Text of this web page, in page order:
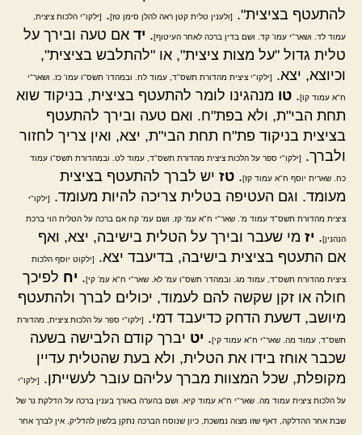
להתעטף בציצית".
[ולענין טלית קטן ראה להלן סימן טז]. [ילקו"י הלכות ציצית,
עמוד לד. ושאר"י עמו' קד. ושם בדין ברכה לאחר העיטוף]. יד אם טעה ובירך על
טלית גדול "על מצות ציצית", או "להתלבש בציצית",
וכיוצא, יצא.
[ילקו"י ציצית מהדורת תשס"ד, עמוד לח. ובמהדו' תשס"ו עמו' כז. ושאר"י
ח"א עמוד קו]. טו מנהגינו לומר להתעטף בציצית, בניקוד שוא
תחת הבי"ת, ולא בפת"ח. ואם טעה ובירך להתעטף
בציצית בניקוד פת"ח תחת הבי"ת, יצא, ואין צריך לחזור
ולברך.
[ילקו"י ספר על הלכות ציצית מהדורת תשס"ד, עמוד לט. ובמהדורת תשס"ו עמוד
כח. שארית יוסף ח"א עמוד קז]. טז יש לברך להתעטף בציצית
מעומד. וגם העטיפה בטלית צריכה להיות מעומד.
[ילקו"י
ציצית מהדורת תשס"ד עמוד מ'. שאר"י ח"א עמ' קז. ושם עמ' קח אם ברכה על הטלית הוי ברכת
הנהנין]. יז מי שעבר ובירך על הטלית בישיבה, יצא, ואף
אם התעטף בציצית בישיבה, בדיעבד יצא.
[ילקוט יוסף הלכות
ציצית מהדורת תשס"ד, עמוד מג. ובמהדו' תשס"ו עמ' לא. שאר"י ח"א עמ' קי]. יח לפיכך
חולה או זקן שקשה להם לעמוד, יכולים לברך ולהתעטף
מיושב, דשעת הדחק כדיעבד דמי.
[ילקו"י ספר על הלכות ציצית, מהדורת
תשס"ד, עמוד מה. שאר"י ח"א עמוד קי]. יט יברך קודם הלבישה בשעה
שכבר אוחז בידו את הטלית, ולא בעת שהטלית עדיין
מקופלת, שכל המצוות מברך עליהם עובר לעשייתן.
[ילקו"י
על הלכות ציצית עמוד מה. שאר"י ח"א עמוד קיא. ושם בהערה באורך בענין ברכה על הדלקת נר של
שבת אחר ההדלקה, דאף שזו מצוה נמשכת, כיון שנוסח הברכה נתקן בלשון להדליק, אין לברך אחר